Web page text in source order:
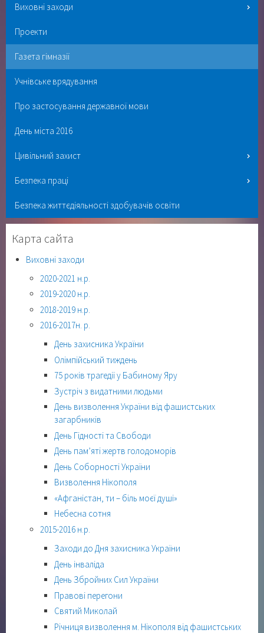
Виховні заходи
Проекти
Газета гімназії
Учнівське врядування
Про застосування державної мови
День міста 2016
Цивільний захист
Безпека праці
Безпека життєдіяльності здобувачів освіти
Карта сайта
Виховні заходи
2020-2021 н.р.
2019-2020 н.р.
2018-2019 н.р.
2016-2017н. р.
День захисника України
Олімпійський тиждень
75 років трагедії у Бабиному Яру
Зустріч з видатними людьми
День визволення України від фашистських
загарбників
День Гідності та Свободи
День пам’яті жертв голодоморів
День Соборності України
Визволення Нікополя
«Афганістан, ти – біль моєї душі»
Небесна сотня
2015-2016 н.р.
Заходи до Дня захисника України
День інваліда
День Збройних Сил України
Правові перегони
Святий Миколай
Річниця визволення м. Нікополя від фашистських